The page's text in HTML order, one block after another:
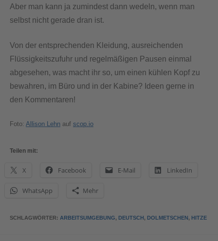
Aber man kann ja zumindest dann wedeln, wenn man
selbst nicht gerade dran ist.
Von der entsprechenden Kleidung, ausreichenden
Flüssigkeitszufuhr und regelmäßigen Pausen einmal
abgesehen, was macht ihr so, um einen kühlen Kopf zu
bewahren, im Büro und in der Kabine? Ideen gerne in
den Kommentaren!
Foto: Allison Lehn auf scop.io
Teilen mit:
X Facebook E-Mail LinkedIn
WhatsApp Mehr
SCHLAGWÖRTER: ARBEITSUMGEBUNG, DEUTSCH, DOLMETSCHEN, HITZE